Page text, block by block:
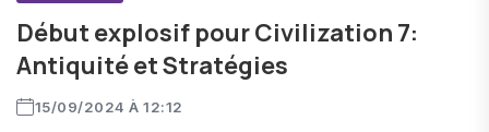
Début explosif pour Civilization 7:
Antiquité et Stratégies
15/09/2024 À 12:12